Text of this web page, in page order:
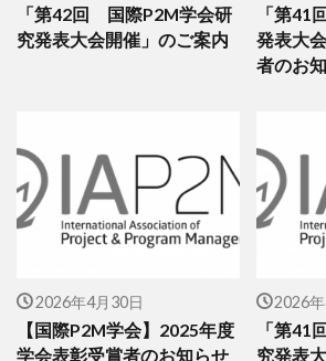
「第42回 国際P2M学会研
究発表大会開催」のご案内
「第41
発表大
者のお
2026年4月30日
【国際P2M学会】2025年度
学会表彰受賞者のお知らせ
2026
「第41
究発表